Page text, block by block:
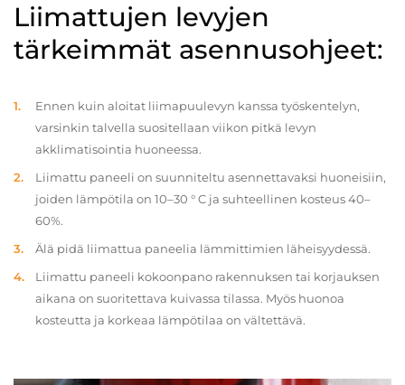
Liimattujen levyjen
tärkeimmät asennusohjeet:
Ennen kuin aloitat liimapuulevyn kanssa työskentelyn,
varsinkin talvella suositellaan viikon pitkä levyn
akklimatisointia huoneessa.
Liimattu paneeli on suunniteltu asennettavaksi huoneisiin,
joiden lämpötila on 10–30 ° C ja suhteellinen kosteus 40–
60%.
Älä pidä liimattua paneelia lämmittimien läheisyydessä.
Liimattu paneeli kokoonpano rakennuksen tai korjauksen
aikana on suoritettava kuivassa tilassa. Myös huonoa
kosteutta ja korkeaa lämpötilaa on vältettävä.